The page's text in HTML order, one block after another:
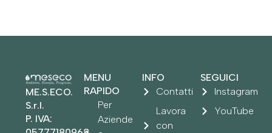
ME.S.ECO.
S.r.l.
P. IVA:
MENU
RAPIDO
Per
Aziende
INFO
Contatti
Lavora
con
SEGUICI
Instagram
YouTube